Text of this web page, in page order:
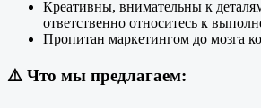
Креативны, внимательны к
ответственно относитесь к
Пропитан маркетингом до мозга
⚠️ Что мы предлагаем: